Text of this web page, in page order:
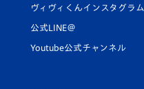
ヴィヴィくんインスタグラム
公式LINE＠
Youtube公式チャンネル